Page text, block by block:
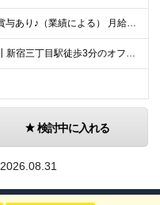
賞与年2回＋決算賞与あり♪（業績による） 月給30万円～ ※上記月給額を目安として、経験や前職給与などを踏まえ、相談のうえ給与額が変動する可能性がございます。 ※試用期間中は賞与対象外となります。
┃直行直帰OK！ ┃新宿三丁目駅徒歩3分のオフィス ┃転勤なし 【本社】 東京都新宿区新宿5-13-9 太平洋不動産新宿ビル 2F ＼オフィスの雰囲気についてご紹介／ 落ち着いた色味でまとめられた
検討中に入れる
2026.08.31